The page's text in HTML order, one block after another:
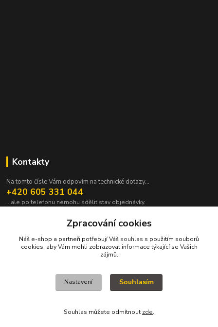
Kontakty
Na tomto čísle Vám odpovím na technické dotazy...
+420 605 331 044
...ale po telefonu nemohu sdělit stav objednávky.
pavek@janpavek.com
VŠECHNY VÝROBKY V TOMTO ESHOPU JSOU VYRÁBĚNY NA ZAKÁZKU a
KOPYRAJT ORAJT! (c)2015-2022
Zpracování cookies
Náš e-shop a partneři potřebují Váš souhlas s použitím souborů
cookies, aby Vám mohli zobrazovat informace týkající se Vašich
zájmů.
Nastavení Souhlasím
Souhlas můžete odmítnout zde.